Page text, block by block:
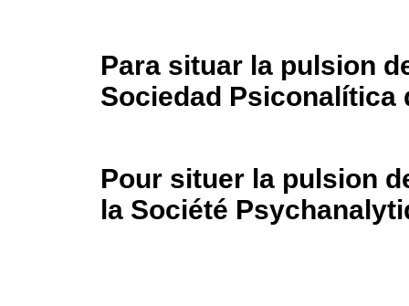
Para situar la pulsion
Sociedad Psiconalítica
Pour situer la pulsion
la Société